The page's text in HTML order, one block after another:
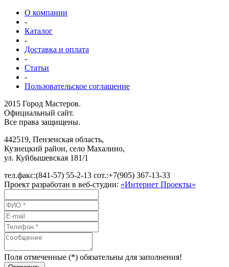
О компании
-
Каталог
-
Доставка и оплата
-
Статьи
-
Пользовательское соглашение
2015 Город Мастеров.
Официальный сайт.
Все права защищены.
442519, Пензенская область,
Кузнецкий район, село Махалино,
ул. Куйбышевская 181/1
тел.факс:(841-57) 55-2-13 сот.:+7(905) 367-13-33
Проект разработан в веб-студии: «Интернет Проекты»
Поля отмеченные (*) обязательны для заполнения!